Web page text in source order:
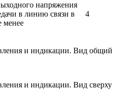
напряжения
в линию связи в
менее
4
и индикации. Вид общий
и индикации. Вид сверху